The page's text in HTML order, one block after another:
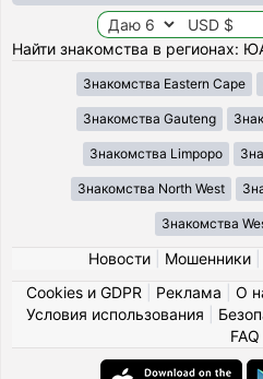
Найти знакомства в регионах:
Знакомства Eastern Cape
Знакомства Gauteng
Знакомства Limpopo
Знакомства North West
Знакомства
Новости| Мошенники|
Cookies и GDPR
Реклама О
Условия использования
FAQ